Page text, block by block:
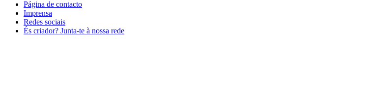
Página de contacto
Imprensa
Redes sociais
És criador? Junta-te à nossa rede